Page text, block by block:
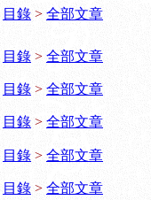
目錄 > 全部文章
目錄 > 全部文章
目錄 > 全部文章
目錄 > 全部文章
目錄 > 全部文章
目錄 > 全部文章